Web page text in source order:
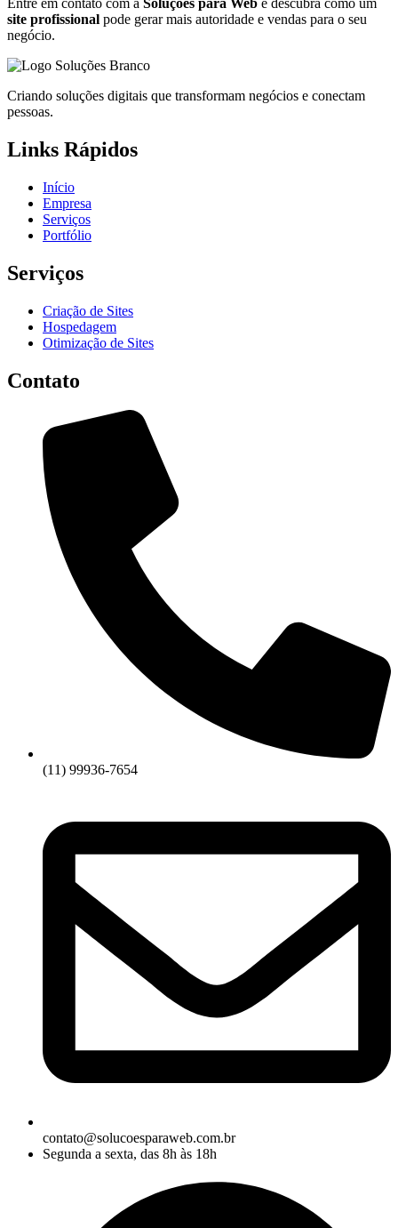
Entre em contato com a Soluções para Web e descubra como um
site profissional pode gerar mais autoridade e vendas para o seu
negócio.
Criando soluções digitais que transformam negócios e conectam
pessoas.
Links Rápidos
Início
Empresa
Serviços
Portfólio
Serviços
Criação de Sites
Hospedagem
Otimização de Sites
Contato
(11) 99936-7654
contato@solucoesparaweb.com.br
Segunda a sexta, das 8h às 18h